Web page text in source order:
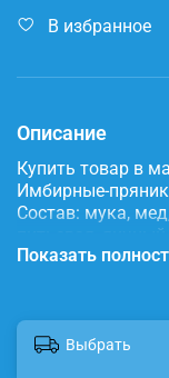
В избранное
Описание
Купить товар в
Имбирные-
Состав: мука,
питьевая,
пищевые
Показать
Выбрать